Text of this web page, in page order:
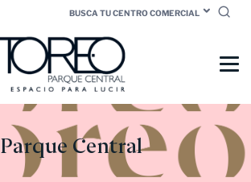
BUSCA TU CENTRO COMERCIAL
Parque Central